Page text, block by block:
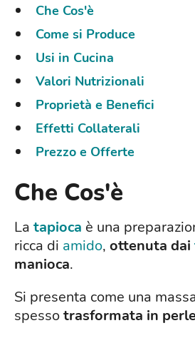
Che Cos'è
Come si Produce
Usi in Cucina
Valori Nutrizionali
Proprietà e Benefici
Effetti Collaterali
Prezzo e Offerte
Che Cos'è
La tapioca è una
ricca di amido, ottenuta dai
manioca.
Si presenta come una
spessotrasformata in